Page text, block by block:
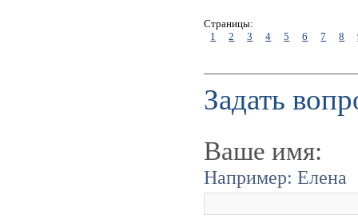
Страницы:
1
2 3 4 5 6 7 8
Задать
Ваше имя:
Например: Елена